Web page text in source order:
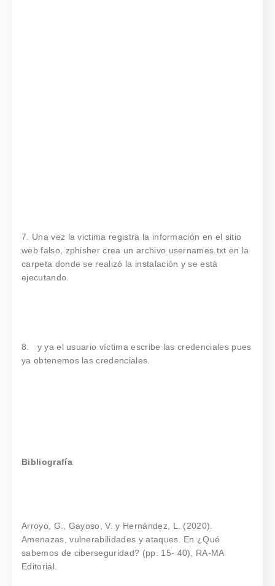
7. Una vez la victima registra la información en el sitio
web falso, zphisher crea un archivo usernames.txt en la
carpeta donde se realizó la instalación y se está
ejecutando.
8. y ya el usuario víctima escribe las credenciales pues
ya obtenemos las credenciales.
Bibliografía
Arroyo, G., Gayoso, V. y Hernández, L. (2020).
Amenazas, vulnerabilidades y ataques. En ¿Qué
sabemos de ciberseguridad? (pp. 15- 40), RA-MA
Editorial.